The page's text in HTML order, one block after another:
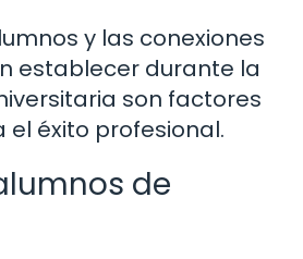
y las conexiones
establecer durante la
son factores
el éxito profesional.
de